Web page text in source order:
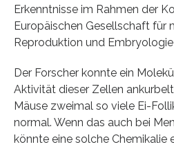
Erkenntnisse im Rahmen der
Europäischen Gesellschaft für
Reproduktion und
Der Forscher konnte ein
Aktivität dieser Zellen
Mäuse zweimal so viele Ei-
normal. Wenn das auch bei
könnte eine solche Chemikalie